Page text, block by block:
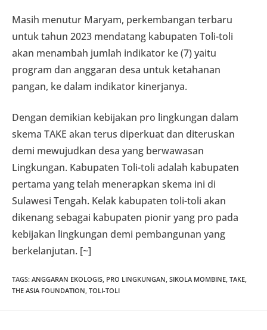
Masih menutur Maryam, perkembangan terbaru
untuk tahun 2023 mendatang kabupaten Toli-toli
akan menambah jumlah indikator ke (7) yaitu
program dan anggaran desa untuk ketahanan
pangan, ke dalam indikator kinerjanya.
Dengan demikian kebijakan pro lingkungan dalam
skema TAKE akan terus diperkuat dan diteruskan
demi mewujudkan desa yang berwawasan
Lingkungan. Kabupaten Toli-toli adalah kabupaten
pertama yang telah menerapkan skema ini di
Sulawesi Tengah. Kelak kabupaten toli-toli akan
dikenang sebagai kabupaten pionir yang pro pada
kebijakan lingkungan demi pembangunan yang
berkelanjutan. [~]
TAGS: ANGGARAN EKOLOGIS PRO LINGKUNGAN SIKOLA MOMBINE TAKE
THE ASIA FOUNDATION TOLI-TOLI